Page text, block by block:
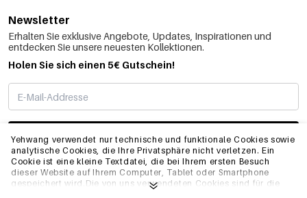
Yehwang verwendet nur technische und funktionale Cookies sowie
analytische Cookies, die Ihre Privatsphäre nicht verletzen. Ein
Cookie ist eine kleine Textdatei, die bei Ihrem ersten Besuch
dieser Website auf Ihrem Computer, Tablet oder Smartphone
gespeichert wird.Die von uns verwendeten Cookies sind für die
Newsletter
Erhalten Sie exklusive Angebote, Updates, Inspirationen und
entdecken Sie unsere neuesten Kollektionen.
Holen Sie sich einen 5€ Gutschein!
ABONNIEREN
INFO